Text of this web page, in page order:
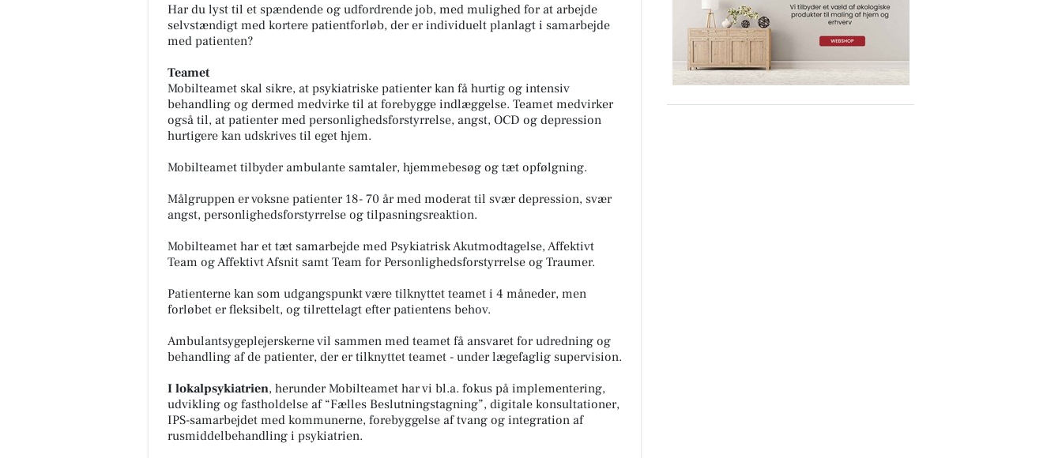
Har du lyst til et spændende og udfordrende job, med mulighed for at arbejde
selvstændigt med kortere patientforløb, der er individuelt planlagt i samarbejde
med patienten?
Teamet
Mobilteamet skal sikre, at psykiatriske patienter kan få hurtig og intensiv
behandling og dermed medvirke til at forebygge indlæggelse. Teamet medvirker
også til, at patienter med personlighedsforstyrrelse, angst, OCD og depression
hurtigere kan udskrives til eget hjem.
Mobilteamet tilbyder ambulante samtaler, hjemmebesøg og tæt opfølgning.
Målgruppen er voksne patienter 18- 70 år med moderat til svær depression, svær
angst, personlighedsforstyrrelse og tilpasningsreaktion.
Mobilteamet har et tæt samarbejde med Psykiatrisk Akutmodtagelse, Affektivt
Team og Affektivt Afsnit samt Team for Personlighedsforstyrrelse og Traumer.
Patienterne kan som udgangspunkt være tilknyttet teamet i 4 måneder, men
forløbet er fleksibelt, og tilrettelagt efter patientens behov.
Ambulantsygeplejerskerne vil sammen med teamet få ansvaret for udredning og
behandling af de patienter, der er tilknyttet teamet - under lægefaglig supervision.
I lokalpsykiatrien, herunder Mobilteamet har vi bl.a. fokus på implementering,
udvikling og fastholdelse af “Fælles Beslutningstagning”, digitale konsultationer,
IPS-samarbejdet med kommunerne, forebyggelse af tvang og integration af
rusmiddelbehandling i psykiatrien.